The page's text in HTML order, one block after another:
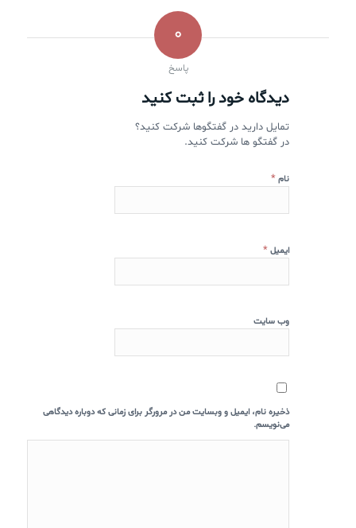
0
پاسخ
دیدگاه خود را ثبت کنید
تمایل دارید در گفتگوها شرکت کنید؟
در گفتگو ها شرکت کنید.
نام *
ایمیل *
وب‌ سایت
ذخیره نام، ایمیل و وبسایت من در مرورگر برای زمانی که دوباره دیدگاهی
می‌نویسم.